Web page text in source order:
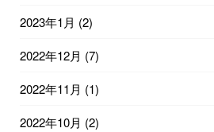
2023年1月 (2)
2022年12月 (7)
2022年11月 (1)
2022年10月 (2)